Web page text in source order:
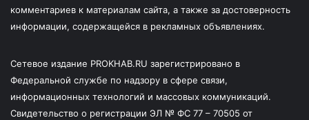
комментариев к материалам сайта, а также за достоверность
информации, содержащейся в рекламных объявлениях.
Сетевое издание PROKHAB.RU зарегистрировано в
Федеральной службе по надзору в сфере связи,
информационных технологий и массовых коммуникаций.
Свидетельство о регистрации ЭЛ № ФС 77 – 70505 от